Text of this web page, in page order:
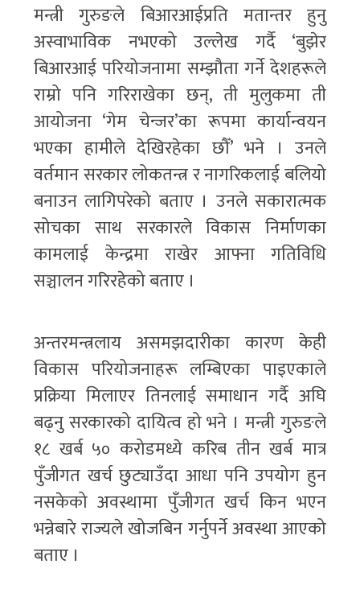
मन्त्री गुरुङले बिआरआईप्रति मतान्तर हुनु
अस्वाभाविक नभएको उल्लेख गर्दै ‘बुझेर
बिआरआई परियोजनामा सम्झौता गर्ने देशहरूले
राम्रो पनि गरिराखेका छन्, ती मुलुकमा ती
आयोजना ‘गेम चेन्जर’का रूपमा कार्यान्वयन
भएका हामीले देखिरहेका छौँ’ भने । उनले
वर्तमान सरकार लोकतन्त्र र नागरिकलाई बलियो
बनाउन लागिपरेको बताए । उनले सकारात्मक
सोचका साथ सरकारले विकास निर्माणका
कामलाई केन्द्रमा राखेर आफ्ना गतिविधि
सञ्चालन गरिरहेको बताए ।
अन्तरमन्त्रलाय असमझदारीका कारण केही
विकास परियोजनाहरू लम्बिएका पाइएकाले
प्रक्रिया मिलाएर तिनलाई समाधान गर्दै अघि
बढ्नु सरकारको दायित्व हो भने । मन्त्री गुरुङले
१८ खर्ब ५० करोडमध्ये करिब तीन खर्ब मात्र
पुँजीगत खर्च छुट्याउँदा आधा पनि उपयोग हुन
नसकेको अवस्थामा पुँजीगत खर्च किन भएन
भन्नेबारे राज्यले खोजबिन गर्नुपर्ने अवस्था आएको
बताए ।